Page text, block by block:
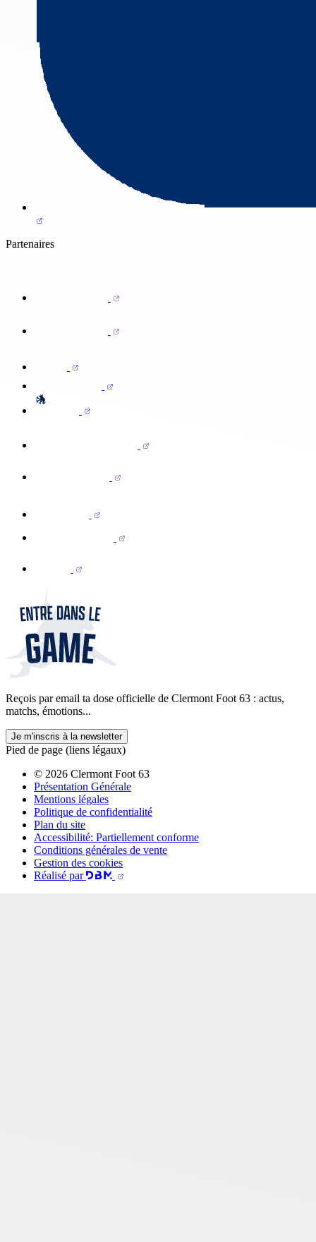
Partenaires
Reçois par email ta dose officielle de Clermont Foot 63 : actus,
matchs, émotions...
Je m'inscris à la newsletter
Pied de page (liens légaux)
© 2026 Clermont Foot 63
Présentation Générale
Mentions légales
Politique de confidentialité
Plan du site
Accessibilité: Partiellement conforme
Conditions générales de vente
Gestion des cookies
Réalisé par